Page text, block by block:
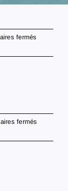
fermés
2026
fermés
2026